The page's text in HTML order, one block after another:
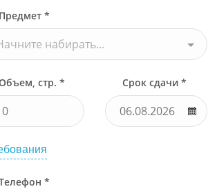
Предмет *
набирать...
стр. * Срок сдачи *
*